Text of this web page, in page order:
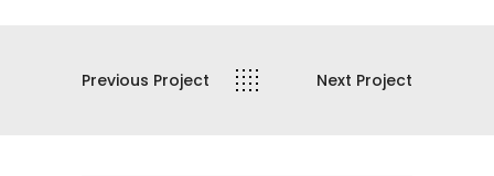
Previous Project Next Project